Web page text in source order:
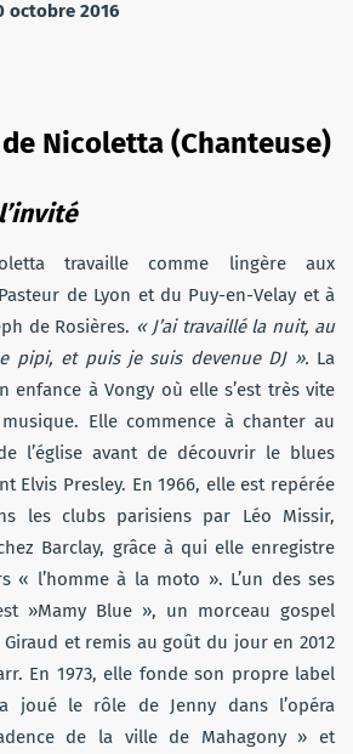
octobre 2016
Nicoletta (Chanteuse)
travaille comme lingère aux
de Lyon et du Puy-en-Velay et à
de Rosières. « J’ai travaillé la nuit, au
pipi, et puis je suis devenue DJ ». La
enfance à Vongy où elle s’est très vite
Elle commence à chanter au
l’église avant de découvrir le blues
Elvis Presley. En 1966, elle est repérée
les clubs parisiens par Léo Missir,
Barclay, grâce à qui elle enregistre
« l’homme à la moto ». L’un des ses
»Mamy Blue », un morceau gospel
et remis au goût du jour en 2012
En 1973, elle fonde son propre label
a joué le rôle de Jenny dans l’opéra
de la ville de Mahagony » et